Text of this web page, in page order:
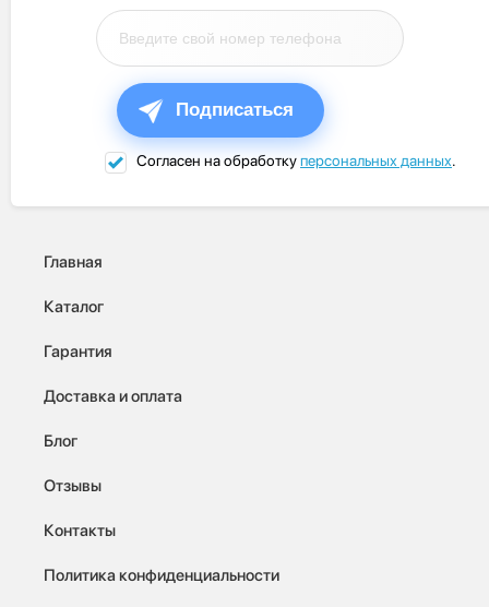
Подписаться
Согласен на обработкуперсональных данных.
Главная
Каталог
Гарантия
Доставка и оплата
Блог
Отзывы
Контакты
Политика конфиденциальности